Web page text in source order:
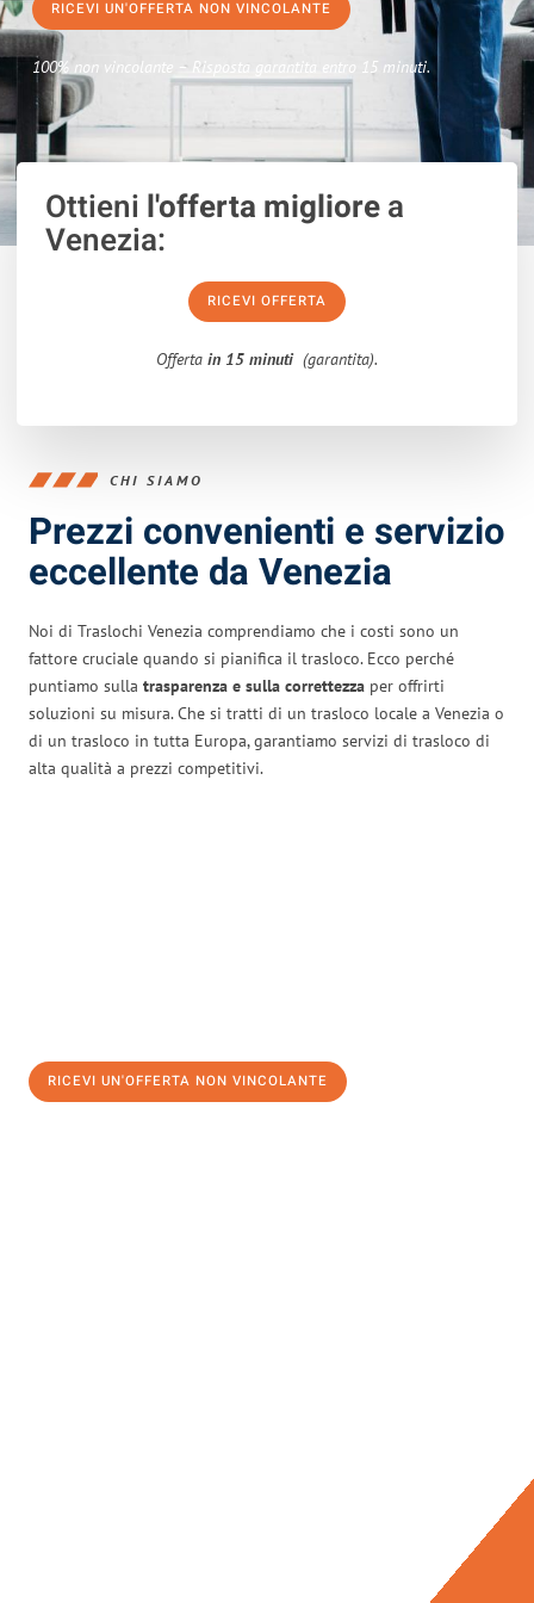
RICEVI UN'OFFERTA NON VINCOLANTE
100% non vincolante – Risposta garantita entro 15 minuti.
Ottieni l'offerta migliorea
Venezia:
RICEVI OFFERTA
Offerta in 15 minuti (garantita).
CHI SIAMO
Prezzi convenienti e servizio
eccellente da Venezia
Noi di Traslochi Venezia comprendiamo che i costi sono un
fattore cruciale quando si pianifica il trasloco. Ecco perché
puntiamo sulla trasparenza e sulla correttezza per offrirti
soluzioni su misura. Che si tratti di un trasloco locale a Venezia o
di un trasloco in tutta Europa, garantiamo servizi di trasloco di
alta qualità a prezzi competitivi.
RICEVI UN'OFFERTA NON VINCOLANTE